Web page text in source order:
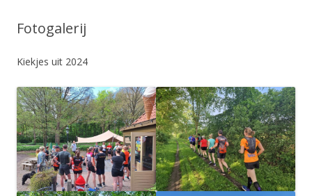
Fotogalerij
Kiekjes uit 2024